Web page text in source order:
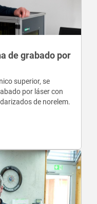
de grabado por
superior, se
por láser con
de norelem.